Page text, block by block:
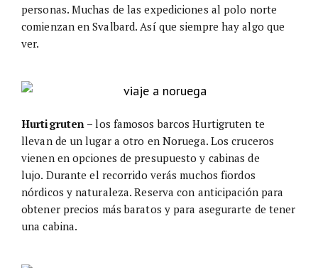
personas. Muchas de las expediciones al polo norte
comienzan en Svalbard. Así que siempre hay algo que
ver.
Hurtigruten –los famosos barcos Hurtigruten te
llevan de un lugar a otro en Noruega. Los cruceros
vienen en opciones de presupuesto y cabinas de
lujo. Durante el recorrido verás muchos fiordos
nórdicos y naturaleza. Reserva con anticipación para
obtener precios más baratos y para asegurarte de tener
una cabina.